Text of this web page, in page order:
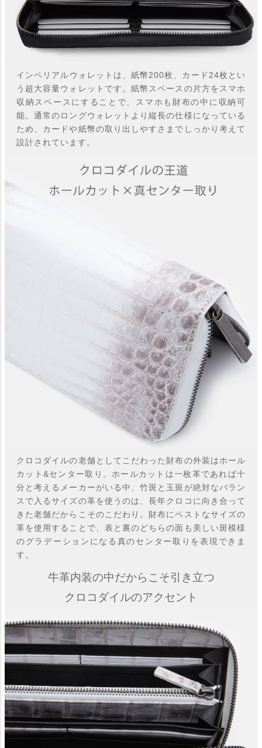
インペリアルウォレットは、紙幣200枚、カード24枚とい
う超大容量ウォレットです。紙幣スペースの片方をスマホ
収納スペースにすることで、スマホも財布の中に収納可
能。通常のロングウォレットより縦長の仕様になっている
ため、カードや紙幣の取り出しやすさまでしっかり考えて
設計されています。
クロコダイルの老舗としてこだわった財布の外装はホール
カット&センター取り。ホールカットは一枚革であれば十
分と考えるメーカーがいる中、竹斑と玉斑が絶対なバラン
スで入るサイズの革を使うのは、長年クロコに向き合って
きた老舗だからこそのこだわり。財布にベストなサイズの
革を使用することで、表と裏のどちらの面も美しい斑模様
のグラデーションになる真のセンター取りを表現できま
す。
牛革内装の中だからこそ引き立つ
クロコダイルのアクセント